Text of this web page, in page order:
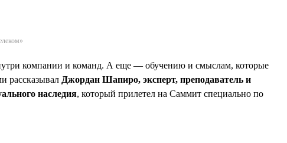
компании и команд. А еще — обучению и смыслам, которые
рассказывал Джордан Шапиро, эксперт, преподаватель и
наследия, который прилетел на Саммит специально по